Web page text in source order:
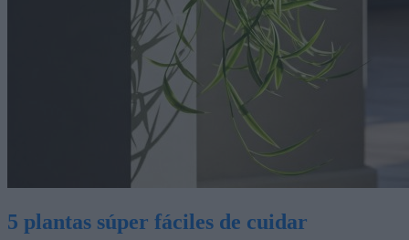
5 plantas súper fáciles de cuidar